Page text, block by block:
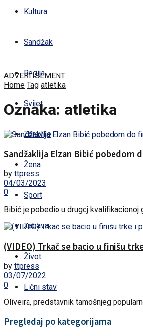
Kultura
Sandžak
Regija
Svijet
Zdravlje
Žena
Sport
Zabava
Život
Lični stav
ADVERTISEMENT
Home Tag atletika
Oznaka: atletika
Sandžaklija Elzan Bibić pobedom
by ttpress
04/03/2023
0
Bibić je pobedio u drugoj kvalifikacionoj
(VIDEO) Trkač se bacio u finišu
by ttpress
03/07/2022
0
Oliveira, predstavnik tamošnjeg
Pregledaj po kategorijama